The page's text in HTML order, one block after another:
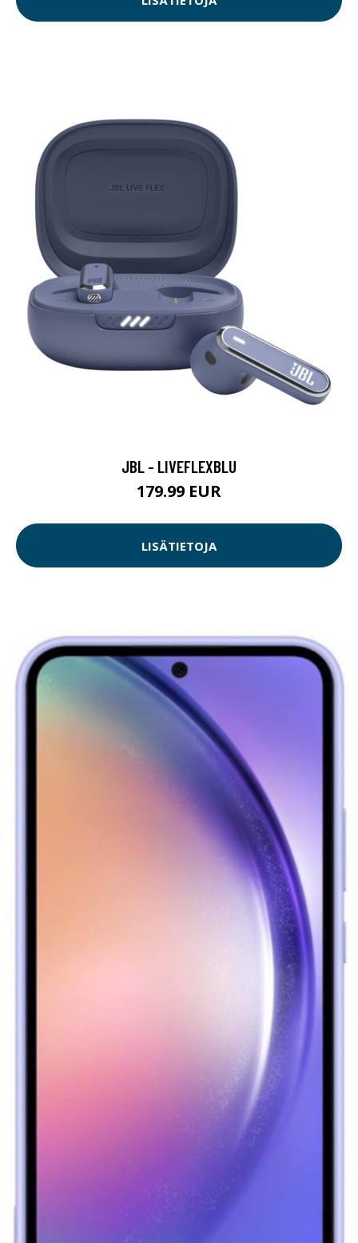
JBL - LIVEFLEXBLU
179.99 EUR
LISÄTIETOJA